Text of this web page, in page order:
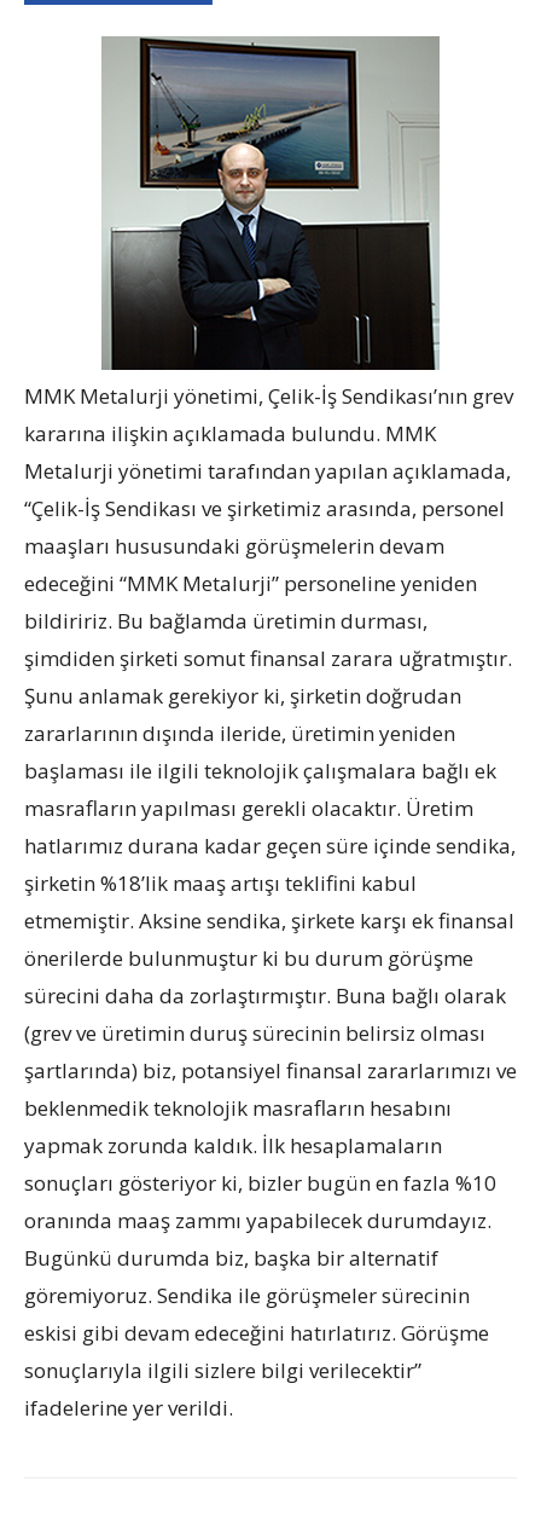
MMK Metalurji yönetimi, Çelik-İş Sendikası’nın grev
kararına ilişkin açıklamada bulundu. MMK
Metalurji yönetimi tarafından yapılan açıklamada,
“Çelik-İş Sendikası ve şirketimiz arasında, personel
maaşları hususundaki görüşmelerin devam
edeceğini “MMK Metalurji” personeline yeniden
bildiririz. Bu bağlamda üretimin durması,
şimdiden şirketi somut finansal zarara uğratmıştır.
Şunu anlamak gerekiyor ki, şirketin doğrudan
zararlarının dışında ileride, üretimin yeniden
başlaması ile ilgili teknolojik çalışmalara bağlı ek
masrafların yapılması gerekli olacaktır. Üretim
hatlarımız durana kadar geçen süre içinde sendika,
şirketin %18’lik maaş artışı teklifini kabul
etmemiştir. Aksine sendika, şirkete karşı ek finansal
önerilerde bulunmuştur ki bu durum görüşme
sürecini daha da zorlaştırmıştır. Buna bağlı olarak
(grev ve üretimin duruş sürecinin belirsiz olması
şartlarında) biz, potansiyel finansal zararlarımızı ve
beklenmedik teknolojik masrafların hesabını
yapmak zorunda kaldık. İlk hesaplamaların
sonuçları gösteriyor ki, bizler bugün en fazla %10
oranında maaş zammı yapabilecek durumdayız.
Bugünkü durumda biz, başka bir alternatif
göremiyoruz. Sendika ile görüşmeler sürecinin
eskisi gibi devam edeceğini hatırlatırız. Görüşme
sonuçlarıyla ilgili sizlere bilgi verilecektir”
ifadelerine yer verildi.